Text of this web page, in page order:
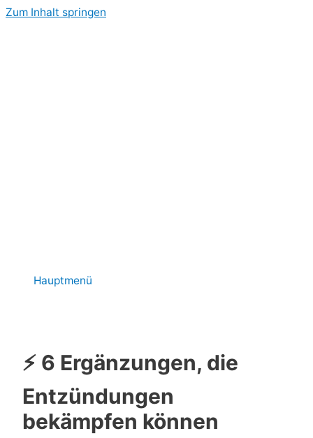
Zum Inhalt springen
Hauptmenü
⚡ 6 Ergänzungen, die
Entzündungen
bekämpfen können